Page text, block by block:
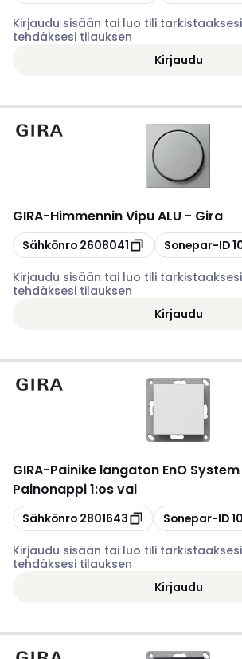
Kirjaudu sisään tai luo tili
tehdäksesi tilauksen
Kirjaudu
GIRA-Himmennin Vipu ALU - Gira
Kopioi
Sähkönro 2608041 Kopioi
Sonepar-ID
Kirjaudu sisään tai luo tili
tehdäksesi tilauksen
Kirjaudu
GIRA-Painike langaton EnO
Painonappi 1:os val
Kopioi
Sähkönro 2801643 Kopioi
Sonepar-ID
Kirjaudu sisään tai luo tili
tehdäksesi tilauksen
Kirjaudu